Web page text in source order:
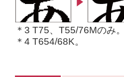
＊3 T75、T55/76Mのみ
＊4 T654/68K。